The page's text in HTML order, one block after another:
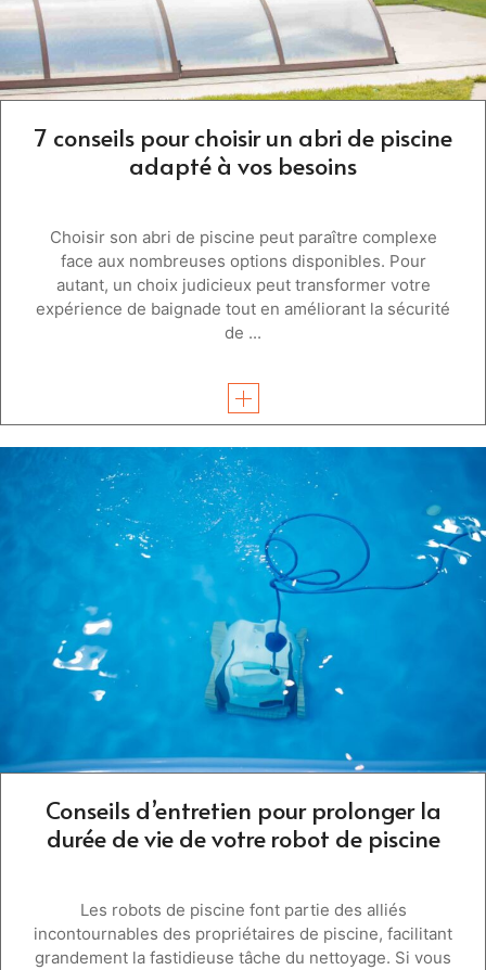
7 conseils pour choisir un abri de piscine
adapté à vos besoins
Choisir son abri de piscine peut paraître complexe
face aux nombreuses options disponibles. Pour
autant, un choix judicieux peut transformer votre
expérience de baignade tout en améliorant la sécurité
de ...
Conseils d’entretien pour prolonger la
durée de vie de votre robot de piscine
Les robots de piscine font partie des alliés
incontournables des propriétaires de piscine, facilitant
grandement la fastidieuse tâche du nettoyage. Si vous